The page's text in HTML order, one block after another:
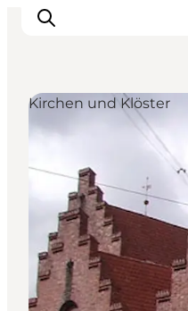
Odense erleben
Veranstaltungen
Reiseplanung
Inspiration
Kirchen und Klöster